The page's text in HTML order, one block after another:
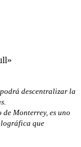
descentralizar la
Monterrey, es uno
que